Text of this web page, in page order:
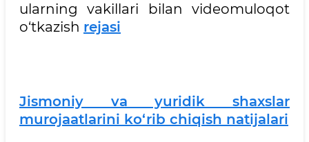
ularning vakillari bilan videomuloqot
o‘tkazish rejasi
Jismoniy va yuridik shaxslar
murojaatlarini ko‘rib chiqish natijalari